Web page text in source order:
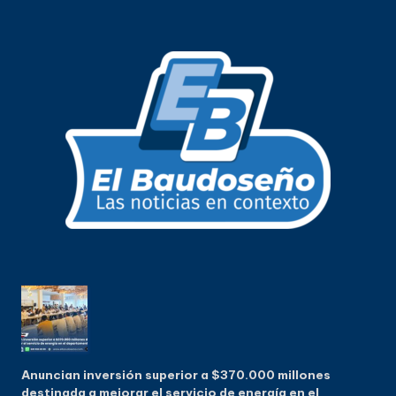
Anuncian inversión superior a $370.000 millones
destinada a mejorar el servicio de energía en el